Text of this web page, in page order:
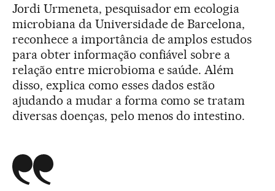
Jordi Urmeneta, pesquisador em ecologia
microbiana da Universidade de Barcelona,
reconhece a importância de amplos estudos
para obter informação confiável sobre a
relação entre microbioma e saúde. Além
disso, explica como esses dados estão
ajudando a mudar a forma como se tratam
diversas doenças, pelo menos do intestino.